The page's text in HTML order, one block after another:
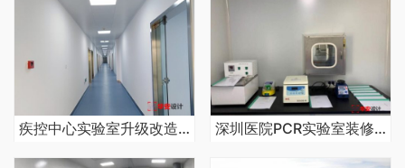
疾控中心实验室升级改造应急工程项目装修案例 深圳医院PCR实验室装修改造工程案例